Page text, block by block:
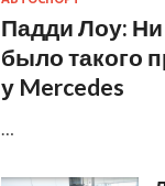
Падди Лоу: Ни
было такого
у Mercedes